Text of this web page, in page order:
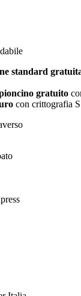
standard
gratuito
con crittografia